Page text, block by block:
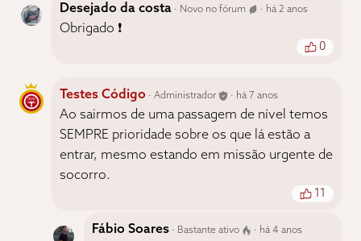
Desejado da costa · Novo no fórum · há 2 anos
Obrigado ❗
0
Testes Código · Administrador · há 7 anos
Ao sairmos de uma passagem de nível temos
SEMPRE prioridade sobre os que lá estão a
entrar, mesmo estando em missão urgente de
socorro.
11
Fábio Soares · Bastante ativo · há 4 anos